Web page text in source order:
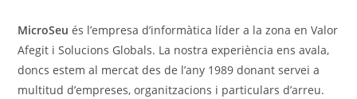
MicroSeu és l’empresa d’informàtica líder a la zona en Valor
Afegit i Solucions Globals. La nostra experiència ens avala,
doncs estem al mercat des de l’any 1989 donant servei a
multitud d’empreses, organitzacions i particulars d’arreu.